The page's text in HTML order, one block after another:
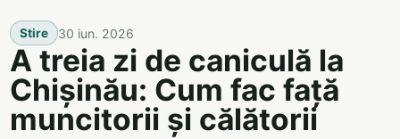
Stire 30 iun. 2026
A treia zi de caniculă la
Chișinău: Cum fac față
muncitorii și călătorii